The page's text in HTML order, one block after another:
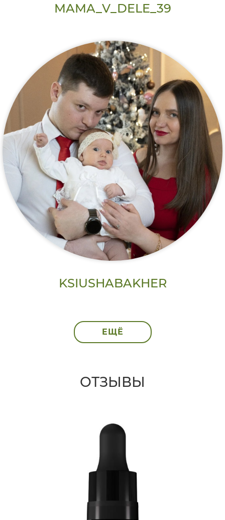
MAMA_V_DELE_39
KSIUSHABAKHER
ЕЩЁ
ОТЗЫВЫ